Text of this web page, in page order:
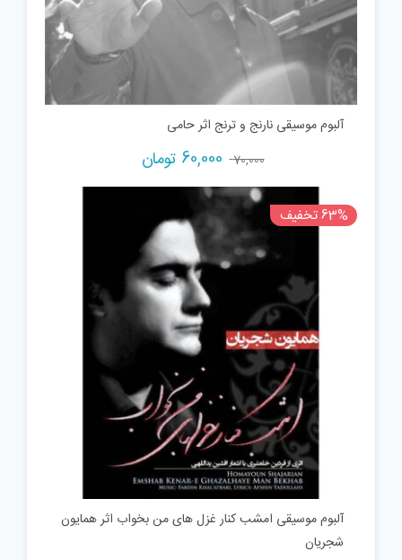
آلبوم موسیقی نارنج و ترنج اثر حامی
70,000
60,000 تومان
63% تخفیف
آلبوم موسیقی امشب کنار غزل‌ های من بخواب اثر همایون
شجریان